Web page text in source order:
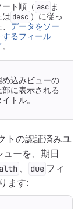
ート順（ asc ま
は desc ）に従っ
データをソー
するフィール
。
め込みビューの
部に表示される
イトル。
トの認証済みユ
ーを、期日
due フィ
ます: